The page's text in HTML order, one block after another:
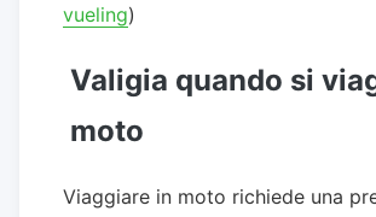
vueling)
Valigia quando si
moto
Viaggiare in moto richiede una